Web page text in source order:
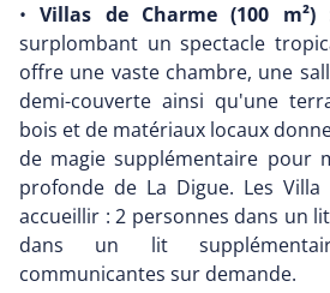
•Villas de Charme (100 m²):
surplombant un spectacle
offre une vaste chambre, une
demi-couverte ainsi qu'une
bois et de matériaux locaux
de magie supplémentaire pour
profonde de La Digue. Les
accueillir : 2 personnes dans un
dans un lit
communicantes sur demande.